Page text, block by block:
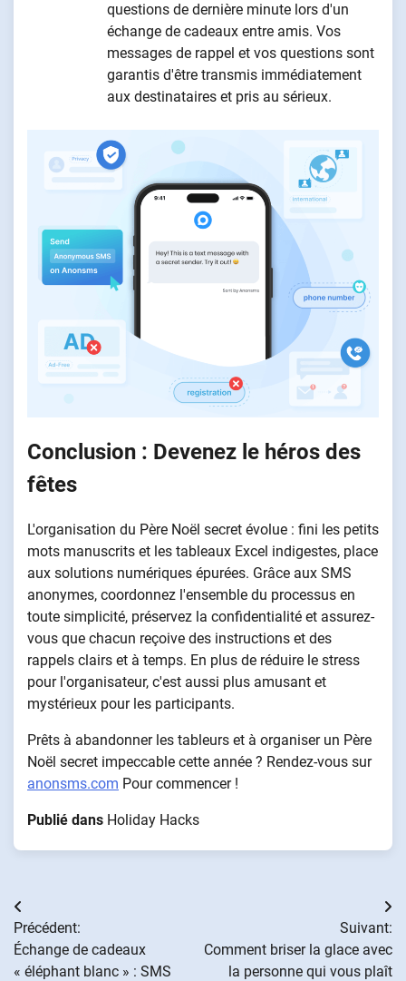
questions de dernière minute lors d'un
échange de cadeaux entre amis. Vos
messages de rappel et vos questions sont
garantis d'être transmis immédiatement
aux destinataires et pris au sérieux.
Conclusion : Devenez le héros des
fêtes
L'organisation du Père Noël secret évolue : fini les petits
mots manuscrits et les tableaux Excel indigestes, place
aux solutions numériques épurées. Grâce aux SMS
anonymes, coordonnez l'ensemble du processus en
toute simplicité, préservez la confidentialité et assurez-
vous que chacun reçoive des instructions et des
rappels clairs et à temps. En plus de réduire le stress
pour l'organisateur, c'est aussi plus amusant et
mystérieux pour les participants.
Prêts à abandonner les tableurs et à organiser un Père
Noël secret impeccable cette année ? Rendez-vous sur
anonsms.com Pour commencer !
Publié dans Holiday Hacks
Navigation
de
Précédent:
Échange de cadeaux
« éléphant blanc » : SMS
Suivant:
Comment briser la glace avec
la personne qui vous plaît